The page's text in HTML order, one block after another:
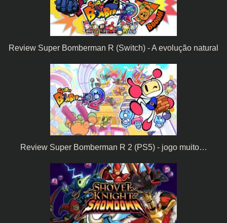
Review Super Bomberman R (Switch) - A evolução natural
Review Super Bomberman R 2 (PS5) - jogo muito…